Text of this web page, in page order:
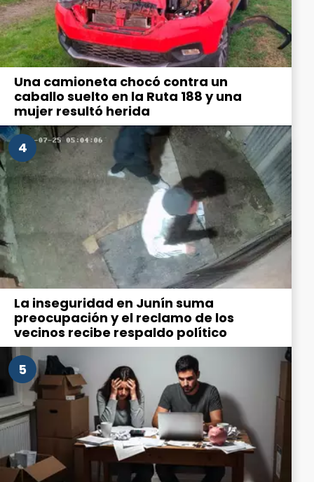
Una camioneta chocó contra un
caballo suelto en la Ruta 188 y una
mujer resultó herida
4
La inseguridad en Junín suma
preocupación y el reclamo de los
vecinos recibe respaldo político
5